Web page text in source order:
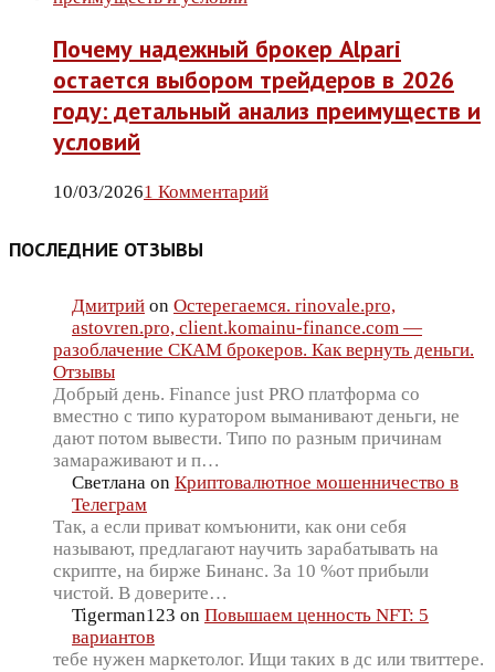
Почему надежный брокер Alpari
остается выбором трейдеров в 2026
году: детальный анализ преимуществ и
условий
10/03/20261 Комментарий
ПОСЛЕДНИЕ ОТЗЫВЫ
Дмитрий on Остерегаемся. rinovale.pro,
astovren.pro, client.komainu-finance.com —
разоблачение СКАМ брокеров. Как вернуть деньги.
Отзывы
Добрый день. Finance just PRO платформа со
вместно с типо куратором выманивают деньги, не
дают потом вывести. Типо по разным причинам
замараживают и п…
Светлана on Криптовалютное мошенничество в
Телеграм
Так, а если приват комъюнити, как они себя
называют, предлагают научить зарабатывать на
скрипте, на бирже Бинанс. За 10 %от прибыли
чистой. В доверите…
Tigerman123 on Повышаем ценность NFT: 5
вариантов
тебе нужен маркетолог. Ищи таких в дс или твиттере.